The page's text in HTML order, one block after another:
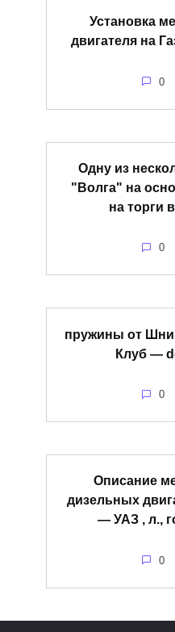
Установка
двигателя на
0
Одну из
"Волга" на
на торги
0
пружины от
Клуб —
0
Описание
дизельных
— УАЗ , л.,
0